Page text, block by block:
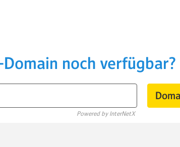
noch verfügbar?
Powered by InterNetX